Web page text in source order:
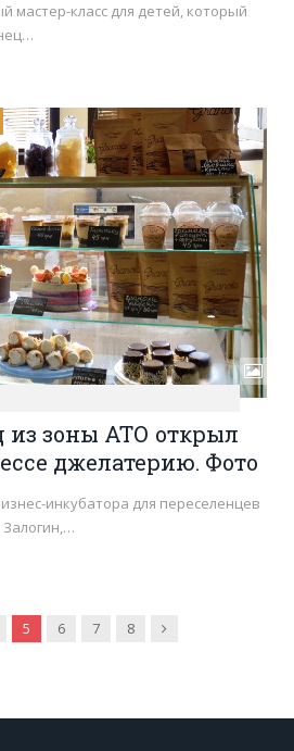
мастер-класс для детей, который
из зоны АТО открыл
джелатерию. Фото
инкубатора для переселенцев
5 6 7 8 Наступна